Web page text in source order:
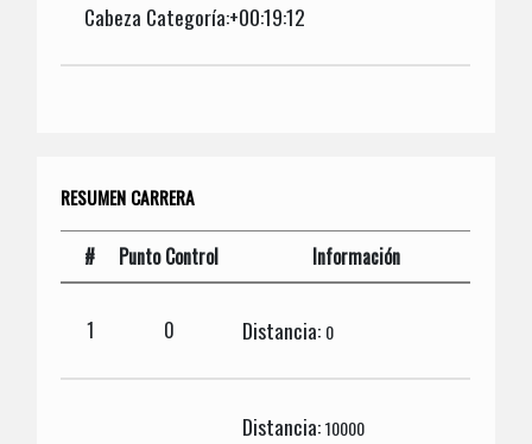
Cabeza Categoría:+00:19:12
RESUMEN CARRERA
# Punto Control Información
1 0 Distancia: 0
Distancia:10000